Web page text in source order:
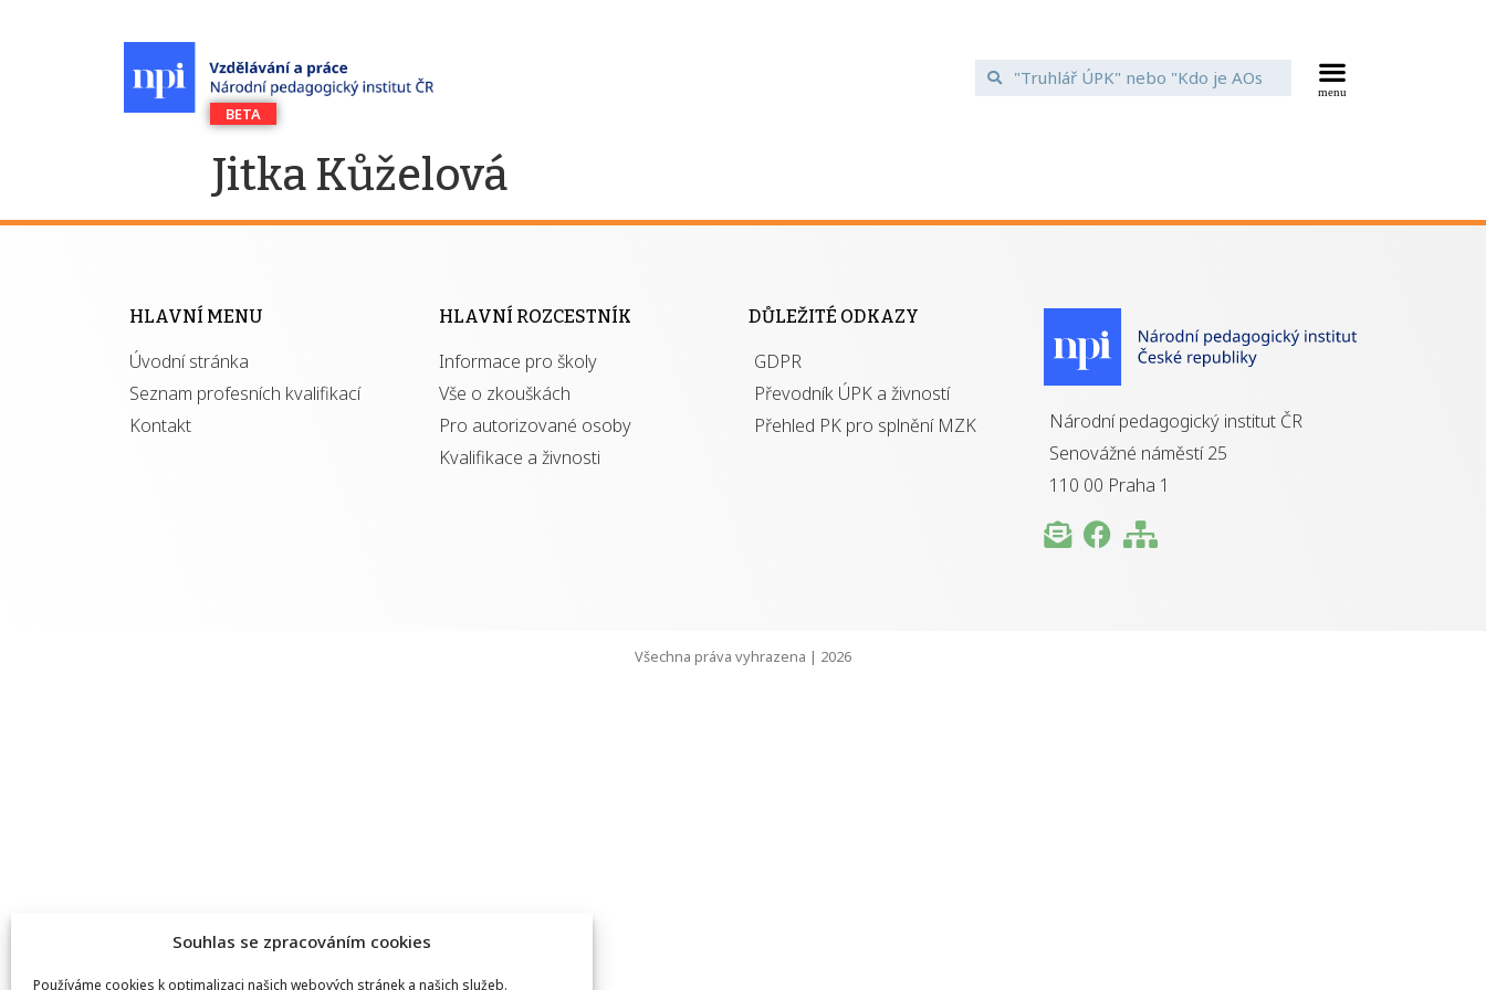
Souhlas se zpracováním cookies
Používáme cookies k optimalizaci našich webových stránek a našich služeb.
Jitka Kůželová
HLAVNÍ MENU
Úvodní stránka
Seznam profesních kvalifikací
Kontakt
HLAVNÍ ROZCESTNÍK
Informace pro školy
Vše o zkouškách
Pro autorizované osoby
Kvalifikace a živnosti
DŮLEŽITÉ ODKAZY
GDPR
Převodník ÚPK a živností
Přehled PK pro splnění MZK
Národní pedagogický institut ČR
Senovážné náměstí 25
110 00 Praha 1
Všechna práva vyhrazena | 2026